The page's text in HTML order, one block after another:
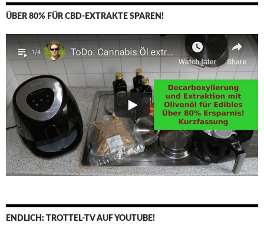
ÜBER 80% FÜR CBD-EXTRAKTE SPAREN!
ENDLICH: TROTTEL-TV AUF YOUTUBE!